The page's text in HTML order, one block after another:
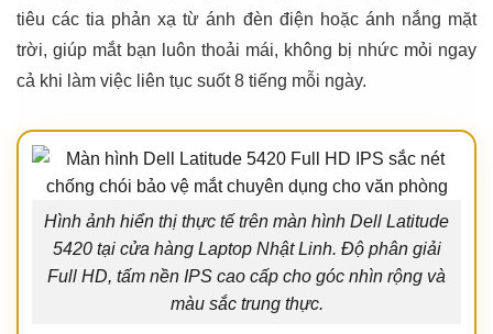
tiêu các tia phản xạ từ ánh đèn điện hoặc ánh nắng mặt
trời, giúp mắt bạn luôn thoải mái, không bị nhức mỏi ngay
cả khi làm việc liên tục suốt 8 tiếng mỗi ngày.
Hình ảnh hiển thị thực tế trên màn hình Dell Latitude
5420 tại cửa hàng Laptop Nhật Linh. Độ phân giải
Full HD, tấm nền IPS cao cấp cho góc nhìn rộng và
màu sắc trung thực.